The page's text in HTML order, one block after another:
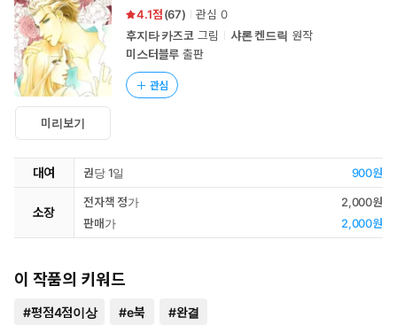
미리보기
4.1 (67) 관심 0
후지타 카즈코 그림 샤론 켄드릭 원작
미스터블루 출판
관심
대여 권당 1일 900원
소장
전자책 정가
2,000원
판매가
2,000원
이 작품의 키워드
#평점4점이상 #e북 #완결